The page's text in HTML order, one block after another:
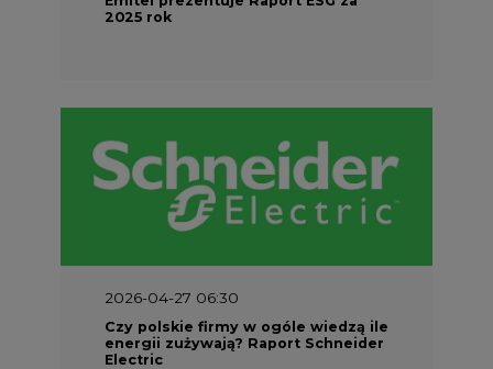
2025 rok
2026-04-27 06:30
Czy polskie firmy w ogóle wiedzą ile
energii zużywają? Raport Schneider
Electric